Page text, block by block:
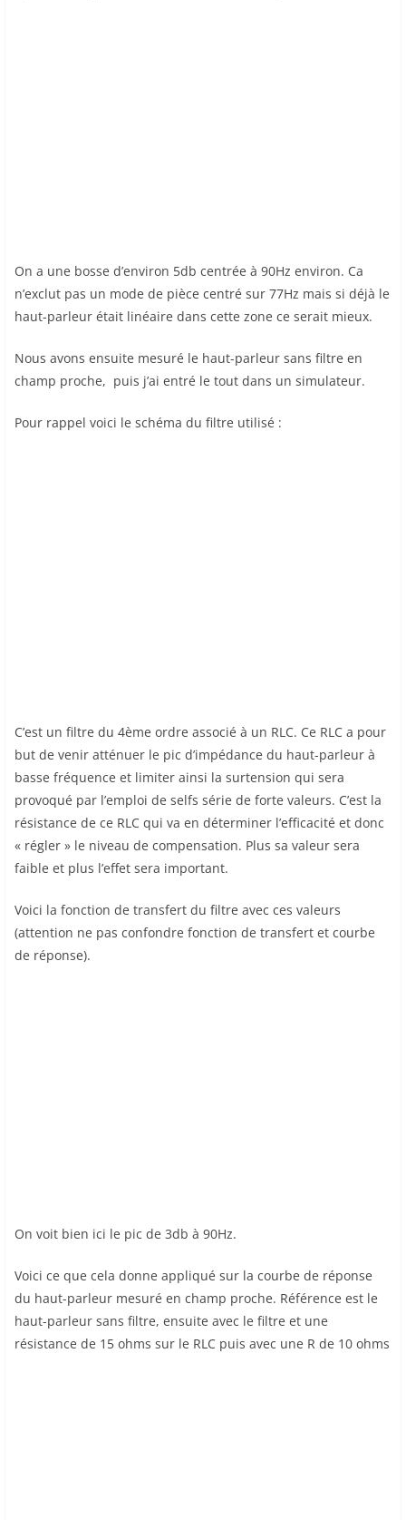
On a une bosse d’environ 5db centrée à 90Hz environ. Ca
n’exclut pas un mode de pièce centré sur 77Hz mais si déjà le
haut-parleur était linéaire dans cette zone ce serait mieux.
Nous avons ensuite mesuré le haut-parleur sans filtre en
champ proche, puis j’ai entré le tout dans un simulateur.
Pour rappel voici le schéma du filtre utilisé :
C’est un filtre du 4ème ordre associé à un RLC. Ce RLC a pour
but de venir atténuer le pic d’impédance du haut-parleur à
basse fréquence et limiter ainsi la surtension qui sera
provoqué par l’emploi de selfs série de forte valeurs. C’est la
résistance de ce RLC qui va en déterminer l’efficacité et donc
« régler » le niveau de compensation. Plus sa valeur sera
faible et plus l’effet sera important.
Voici la fonction de transfert du filtre avec ces valeurs
(attention ne pas confondre fonction de transfert et courbe
de réponse).
On voit bien ici le pic de 3db à 90Hz.
Voici ce que cela donne appliqué sur la courbe de réponse
du haut-parleur mesuré en champ proche. Référence est le
haut-parleur sans filtre, ensuite avec le filtre et une
résistance de 15 ohms sur le RLC puis avec une R de 10 ohms